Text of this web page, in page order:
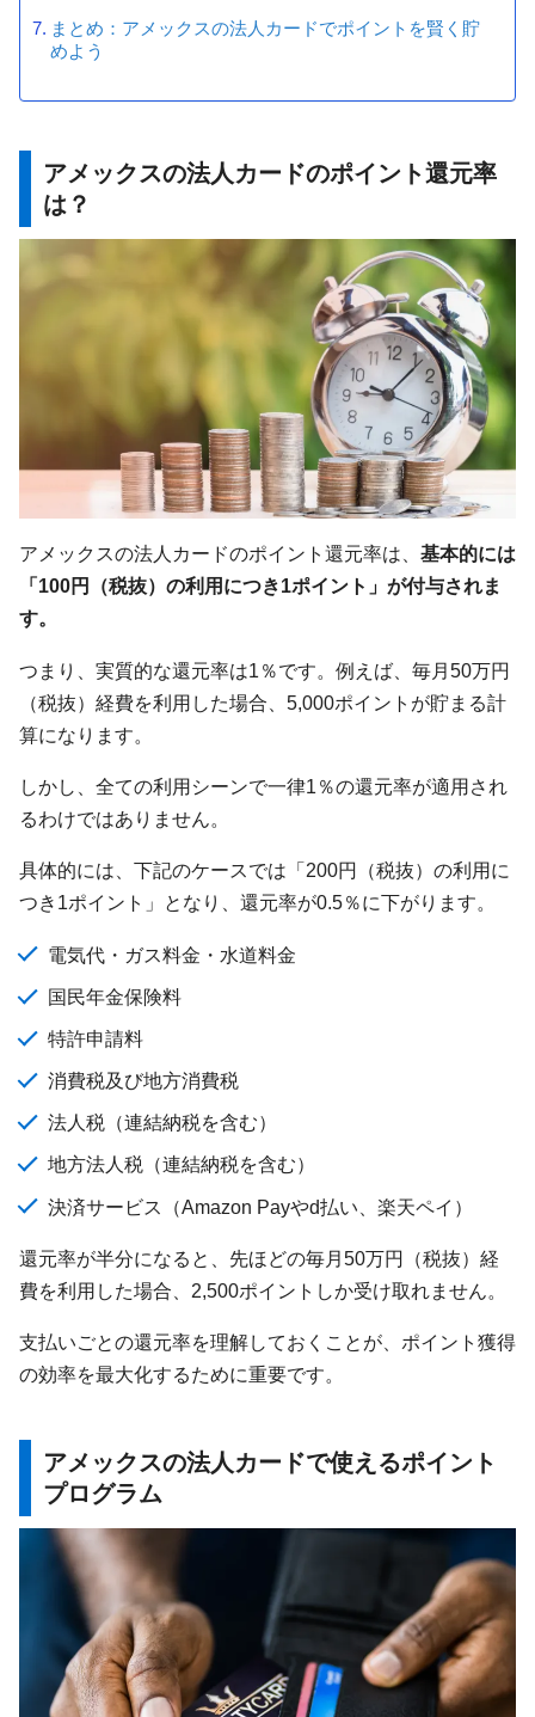
まとめ：アメックスの法人カードでポイントを賢く貯
めよう
アメックスの法人カードのポイント還元率
は？
アメックスの法人カードのポイント還元率は、 基本的には
「100円（税抜）の利用につき1ポイント」が付与されま
す。
つまり、実質的な還元率は1％です。例えば、毎月50万円
（税抜）経費を利用した場合、5,000ポイントが貯まる計
算になります。
しかし、全ての利用シーンで一律1％の還元率が適用され
るわけではありません。
具体的には、下記のケースでは「200円（税抜）の利用に
つき1ポイント」となり、還元率が0.5％に下がります。
電気代・ガス料金・水道料金
国民年金保険料
特許申請料
消費税及び地方消費税
法人税（連結納税を含む）
地方法人税（連結納税を含む）
決済サービス（Amazon Payやd払い、楽天ペイ）
還元率が半分になると、先ほどの毎月50万円（税抜）経
費を利用した場合、2,500ポイントしか受け取れません。
支払いごとの還元率を理解しておくことが、ポイント獲得
の効率を最大化するために重要です。
アメックスの法人カードで使えるポイント
プログラム